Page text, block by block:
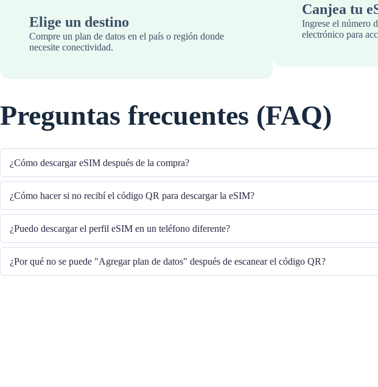
Elige un destino
Compre un plan de datos en el país o región donde
necesite conectividad.
Canjea tu
Ingrese el número
electrónico para
Preguntas frecuentes (FAQ)
¿Cómo descargar eSIM después de la compra?
¿Cómo hacer si no recibí el código QR para descargar la eSIM?
cs@cmlink.com para reenviar el código QR.
¿Puedo descargar el perfil eSIM en un teléfono diferente?
¿Por qué no se puede "Agregar plan de datos" después de escanear el código QR?